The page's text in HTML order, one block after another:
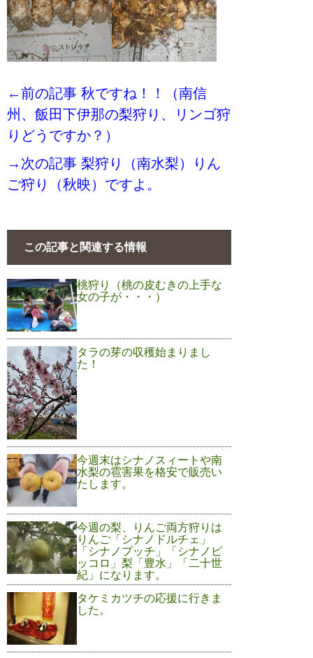
←前の記事 秋ですね！！（南信
州、飯田下伊那の梨狩り、リンゴ狩
りどうですか？）
→次の記事 梨狩り（南水梨）りん
ご狩り（秋映）ですよ。
この記事と関連する情報
桃狩り（桃の皮むきの上手な
女の子が・・・）
タラの芽の収穫始まりまし
た！
今週末はシナノスィートや南
水梨の雹害果を格安で販売い
たします。
今週の梨、りんご両方狩りは
りんご「シナノドルチェ」
「シナノプッチ」「シナノピ
ッコロ」梨「豊水」「二十世
紀」になります。
タケミカツチの応援に行きま
した。